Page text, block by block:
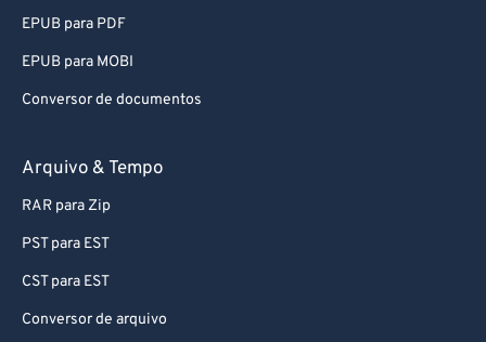
EPUB para PDF
EPUB para MOBI
Conversor de documentos
Arquivo & Tempo
RAR para Zip
PST para EST
CST para EST
Conversor de arquivo